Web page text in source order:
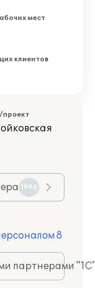
мест
клиентов
проект
1996
8
партнерами